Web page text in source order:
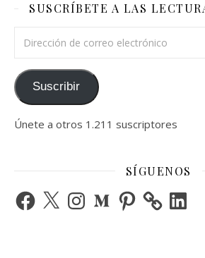
SUSCRÍBETE A LAS
Suscribir
Únete a otros 1.211 suscriptores
SÍGUENOS
Facebook
X InstagramMediumPinterest LinkedIn